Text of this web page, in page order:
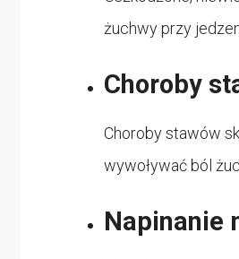
żuchwy przy
Choroby
Choroby stawów
wywoływać ból
Napinanie